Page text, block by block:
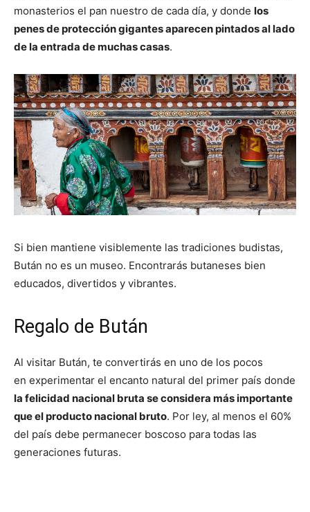
monasterios el pan nuestro de cada día, y donde los
penes de protección gigantes aparecen pintados al lado
de la entrada de muchas casas.
Si bien mantiene visiblemente las tradiciones budistas,
Bután no es un museo. Encontrarás butaneses bien
educados, divertidos y vibrantes.
Regalo de Bután
Al visitar Bután, te convertirás en uno de los pocos
en experimentar el encanto natural del primer país donde
la felicidad nacional bruta se considera más importante
que el producto nacional bruto. Por ley, al menos el 60%
del país debe permanecer boscoso para todas las
generaciones futuras.